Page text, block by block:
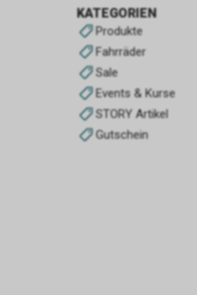
KATEGORIEN
Produkte
Fahrräder
Sale
Events & Kurse
STORY Artikel
Gutschein